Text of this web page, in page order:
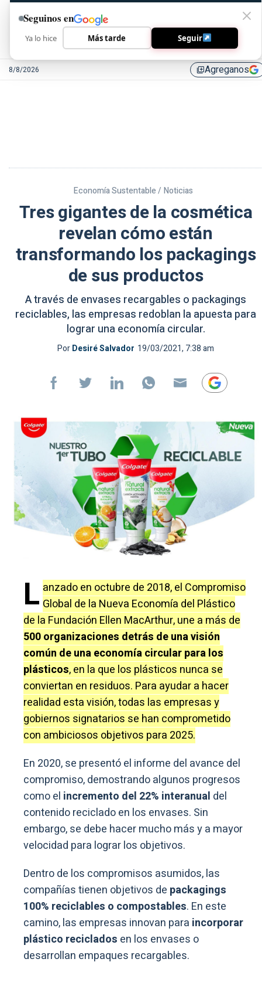
8/8/2026 library_addAgreganos
Economía Sustentable / Noticias
Tres gigantes de la cosmética
revelan cómo están
transformando los packagings
de sus productos
A través de envases recargables o packagings
reciclables, las empresas redoblan la apuesta para
lograr una economía circular.
PorDesiré Salvador 19/03/2021, 7:38 am
L anzado en octubre de 2018, el Compromiso
Global de la Nueva Economía del Plástico
de la Fundación Ellen MacArthur, une a más de
500 organizaciones detrás de una visión
común de una economía circular para los
plásticos, en la que los plásticos nunca se
conviertan en residuos. Para ayudar a hacer
realidad esta visión, todas las empresas y
gobiernos signatarios se han comprometido
con ambiciosos objetivos para 2025.
En 2020, se presentó el informe del avance del
compromiso, demostrando algunos progresos
como el incremento del 22% interanual del
contenido reciclado en los envases. Sin
embargo, se debe hacer mucho más y a mayor
velocidad para lograr los objetivos.
Dentro de los compromisos asumidos, las
compañías tienen objetivos de packagings
100% reciclables o compostables. En este
camino, las empresas innovan para incorporar
plástico reciclados en los envases o
desarrollan empaques recargables.
Seguinos en
Ya lo hice Más tarde Seguir